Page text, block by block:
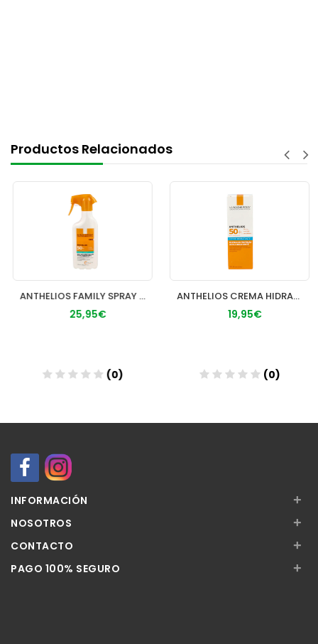
Productos Relacionados
ANTHELIOS FAMILY SPRAY SPF 50+ 1 ENVASE 300 ml
25,95€
(0)
ANTHELIOS CREMA HIDRATANTE SPF 50+ 1 BOTE 50 ml
19,95€
(0)
INFORMACIÓN +
NOSOTROS +
CONTACTO +
PAGO 100% SEGURO +